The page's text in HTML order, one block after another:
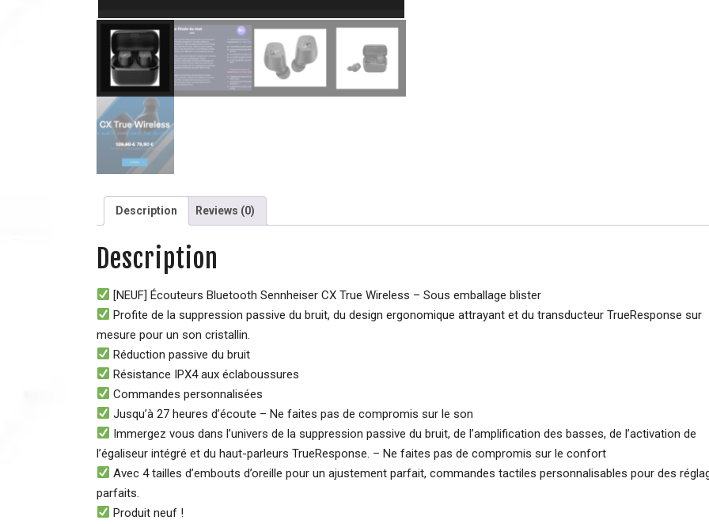
Description Reviews (0)
Description
[NEUF] Écouteurs Bluetooth Sennheiser CX True Wireless – Sous emballage blister
Profite de la suppression passive du bruit, du design ergonomique attrayant et du transducteur TrueResponse sur
mesure pour un son cristallin.
Réduction passive du bruit
Résistance IPX4 aux éclaboussures
Commandes personnalisées
Jusqu’à 27 heures d’écoute – Ne faites pas de compromis sur le son
Immergez vous dans l’univers de la suppression passive du bruit, de l’amplification des basses, de l’activation de
l’égaliseur intégré et du haut-parleurs TrueResponse. – Ne faites pas de compromis sur le confort
Avec 4 tailles d’embouts d’oreille pour un ajustement parfait, commandes tactiles personnalisables pour des
parfaits.
Produit neuf !